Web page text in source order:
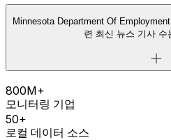
Minnesota Department Of
련 최신 뉴스 기사 수
800M+
모니터링 기업
50+
로컬 데이터 소스